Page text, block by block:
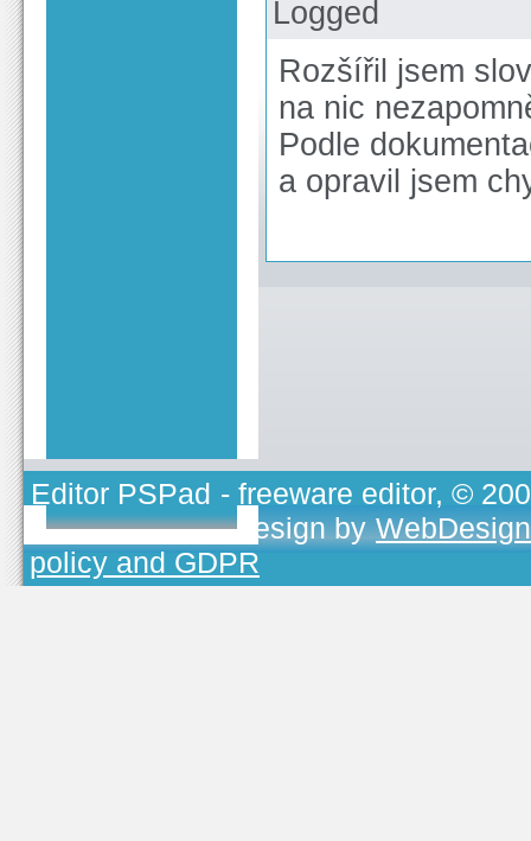
Logged
Rozšířil jsem
na nic
Podle
a opravil jsem
Editor PSPad - freeware editor, ©
TOJEONO.CZ, design by
policy and GDPR